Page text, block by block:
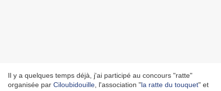
Il y a quelques temps déjà, j'ai participé au concours "ratte"
organisée par Ciloubidouille , l'association "la ratte du touquet" et